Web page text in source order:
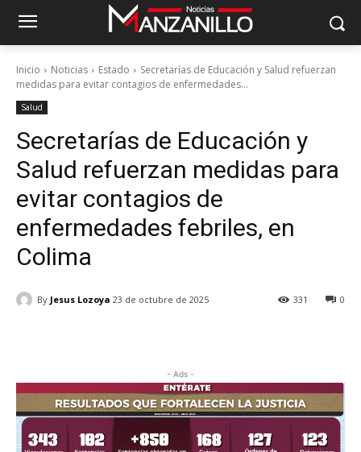
Inicio Noticias Estado
Secretarías de Educación y Salud refuerzan
medidas para evitar contagios de enfermedades...
Salud
Secretarías de Educación y
Salud refuerzan medidas para
evitar contagios de
enfermedades febriles, en
Colima
By Jesus Lozoya 23 de octubre de 2025 0
331
- Ads -